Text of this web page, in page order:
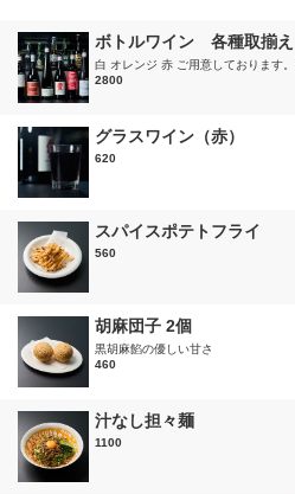
ボトルワイン 各種取揃え
白 オレンジ 赤 ご用意しております
2800
グラスワイン（赤）
620
スパイスポテトフライ
560
胡麻団子 2個
黒胡麻餡の優しい甘さ
460
汁なし担々麺
1100